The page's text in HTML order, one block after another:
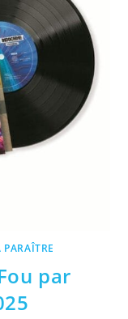
par